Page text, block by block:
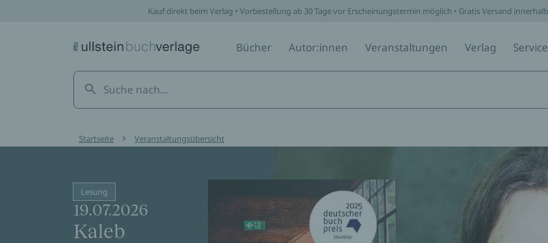
Kauf direkt beim Verlag • Vorbestellung ab 30 Tage vor Erscheinungstermin möglich • Gratis Versand
Bücher Autor:innen Veranstaltungen Verlag Service
Startseite Veranstaltungsübersicht
Lesung
19.07.2026
Kaleb